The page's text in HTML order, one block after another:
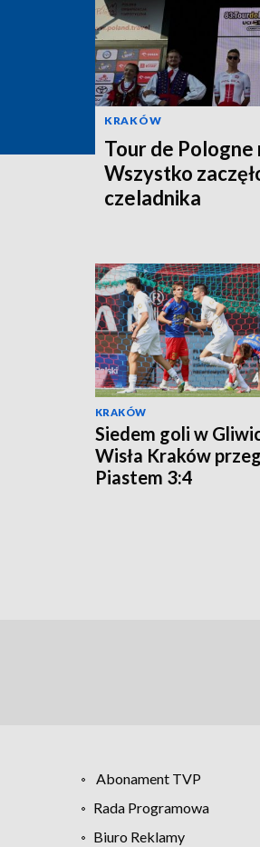
KRAKÓW
Tour de Pologne
Wszystko
czeladnika
KRAKÓW
Siedem goli w
Wisła Kraków
Piastem 3:4
Abonament TVP
Rada Programowa
Biuro Reklamy